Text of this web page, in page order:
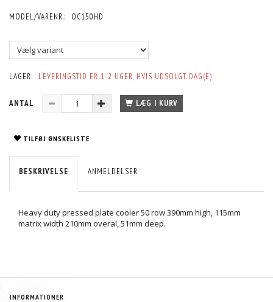
MODEL/VARENR.: OC150HD
LAGER: LEVERINGSTID ER 1-2 UGER, HVIS UDSOLGT. DAG(E)
ANTAL LÆG I KURV
TILFØJ ØNSKELISTE
BESKRIVELSE ANMELDELSER
Heavy duty pressed plate cooler 50 row 390mm high, 115mm
matrix width 210mm overal, 51mm deep.
INFORMATIONER